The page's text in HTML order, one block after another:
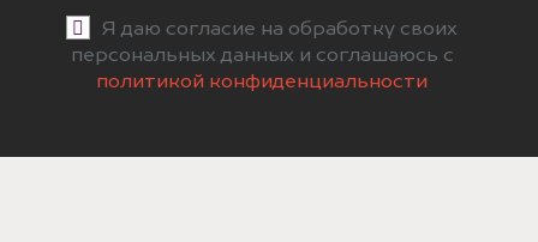
Я даю согласие на обработку своих
персональных данных и соглашаюсь с
политикой конфиденциальности